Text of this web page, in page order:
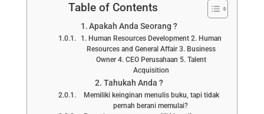
Table of Contents
Apakah Anda Seorang ?
1. Human Resources Development 2. Human
Resources and General Affair 3. Business
Owner 4. CEO Perusahaan 5. Talent
Acquisition
Tahukah Anda ?
Memiliki keinginan menulis buku, tapi tidak
pernah berani memulai?